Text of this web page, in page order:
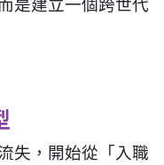
是建立一個跨世代
失，開始從「入職